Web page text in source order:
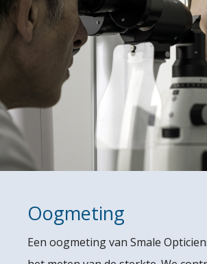
BRILLEN
LENZEN
OOGMETING
OVER ONS
Oogmeting
Een oogmeting van Smale